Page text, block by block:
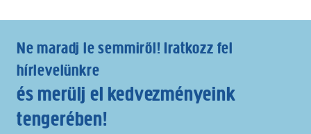
Ne maradj le semmiről! Iratkozz fel
hírlevelünkre
és merülj el kedvezményeink
tengerében!